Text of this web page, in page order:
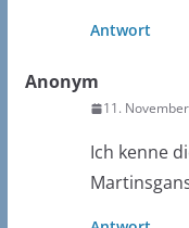
Antwort
Anonym
11.
Ich kenne